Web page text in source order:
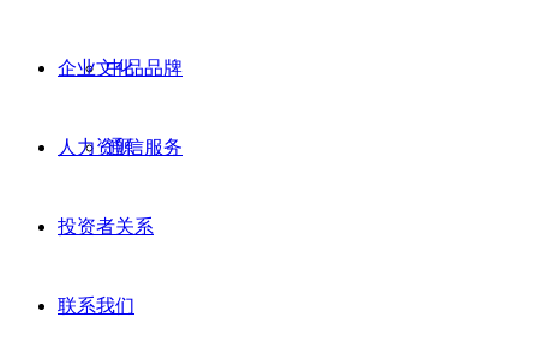
中品品牌
通信服务
企业文化
人力资源
投资者关系
联系我们